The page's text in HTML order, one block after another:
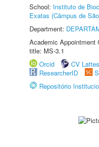
School: Instituto de
Exatas (Câmpus de
Department:
Academic Appointment
title: MS-3.1
Orcid
CV Lattes
ResearcherID
Repositório